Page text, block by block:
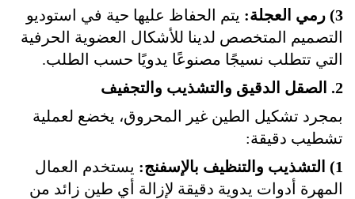
3) رمي العجلة:
يتم الحفاظ عليها حية في استوديو
التصميم المتخصص لدينا للأشكال العضوية الحرفية
التي تتطلب نسيجًا مصنوعًا يدويًا حسب الطلب.
2. الصقل الدقيق والتشذيب والتجفيف
بمجرد تشكيل الطين غير المحروق، يخضع لعملية
تشطيب دقيقة:
1) التشذيب والتنظيف بالإسفنج:
يستخدم العمال
المهرة أدوات يدوية دقيقة لإزالة أي طين زائد من